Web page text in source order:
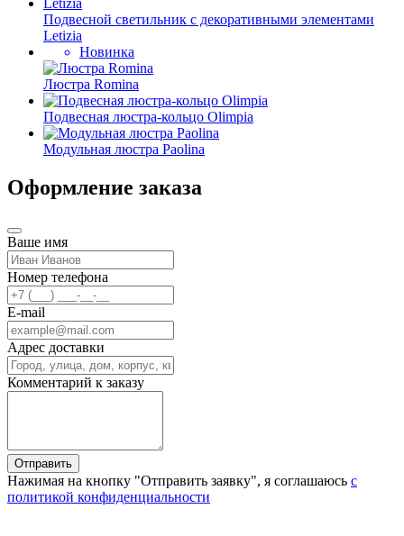
Подвесной светильник с декоративными элементами
Letizia
Новинка
Люстра Romina
Подвесная люстра-кольцо Olimpia
Модульная люстра Paolina
Оформление заказа
Ваше имя
Номер телефона
E-mail
Адрес доставки
Комментарий к заказу
Отправить
Нажимая на кнопку "Отправить заявку", я соглашаюсь с
политикой конфиденциальности